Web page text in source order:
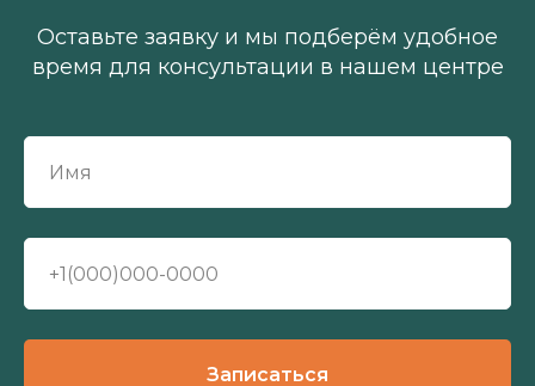
Оставьте заявку и мы подберём удобное
время для консультации в нашем центре
Записаться